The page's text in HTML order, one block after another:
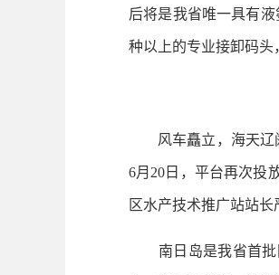
后将是我省唯一具有
种以上的专业接卸码头
风车矗立，海天辽阔
6月20日，平台再次投
区水产技术推广站站长
南日岛是我省首批国